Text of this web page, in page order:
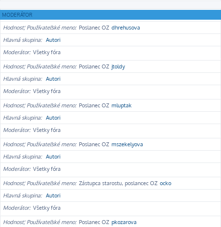
MODERÁTOR
Hodnosť, Používateľské meno Poslanec OZ dhrehusova
Hlavná skupina
Autori
Moderátor Všetky fóra
Hodnosť, Používateľské meno Poslanec OZ jtoldy
Hlavná skupina
Autori
Moderátor Všetky fóra
Hodnosť, Používateľské meno Poslanec OZ mluptak
Hlavná skupina
Autori
Moderátor Všetky fóra
Hodnosť, Používateľské meno Poslanec OZ mszekelyova
Hlavná skupina
Autori
Moderátor Všetky fóra
Hodnosť, Používateľské meno Zástupca starostu, poslancec OZ ocko
Hlavná skupina
Autori
Moderátor Všetky fóra
Hodnosť, Používateľské meno Poslanec OZ pkozarova